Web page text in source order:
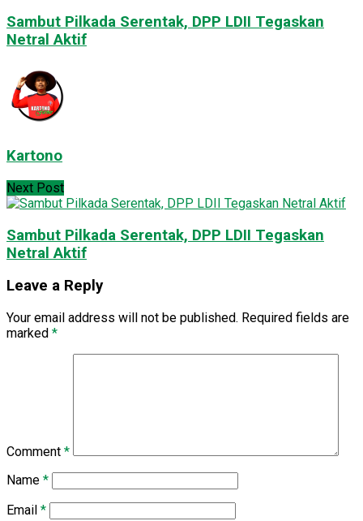
Sambut Pilkada Serentak, DPP LDII Tegaskan
Netral Aktif
Kartono
Next Post
Sambut Pilkada Serentak, DPP LDII Tegaskan
Netral Aktif
Leave a Reply
Your email address will not be published. Required fields are
marked *
Comment *
Name *
Email *